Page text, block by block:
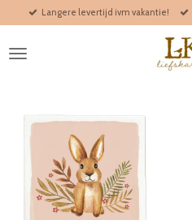
de
Langere levertijd ivm vakantie!